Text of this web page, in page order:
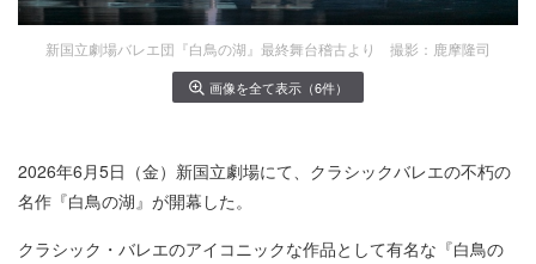
新国立劇場バレエ団『白鳥の湖』最終舞台稽古より 撮影：鹿摩隆司
画像を全て表示（6件）
2026年6月5日（金）新国立劇場にて、クラシックバレエの不朽の
名作『白鳥の湖』が開幕した。
クラシック・バレエのアイコニックな作品として有名な『白鳥の